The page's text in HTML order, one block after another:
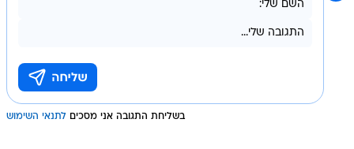
בשליחת התגובה אני מסכים לתנאי השימוש